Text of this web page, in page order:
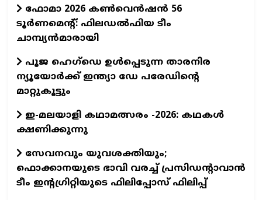
ഫോമാ 2026 കൺവെൻഷൻ 56
ടൂർണമെന്റ്: ഫിലഡൽഫിയ ടീം
ചാമ്പ്യൻമാരായി
പൂജ ഹെഗ്‌ഡെ ഉൾപ്പെടുന്ന താരനിര
ന്യൂയോർക്ക് ഇന്ത്യാ ഡേ പരേഡിന്റെ
മാറ്റുകൂട്ടും
ഇ-മലയാളി കഥാമത്സരം -2026: കഥകൾ
ക്ഷണിക്കുന്നു
സേവനവും യുവശക്തിയും;
ഫൊക്കാനയുടെ ഭാവി വരച്ച് പ്രസിഡന്റാവാന്‍
ടീം ഇന്റഗ്രിറ്റിയുടെ ഫിലിപ്പോസ് ഫിലിപ്പ്‌